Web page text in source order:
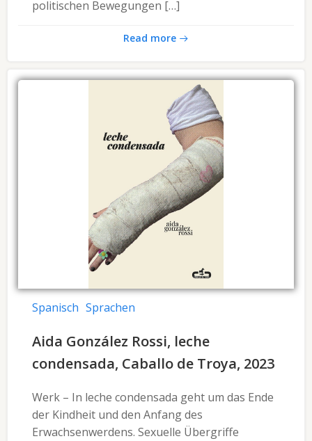
politischen Bewegungen […]
Read more
Spanisch Sprachen
Aida González Rossi, leche
condensada, Caballo de Troya, 2023
Werk – In leche condensada geht um das Ende
der Kindheit und den Anfang des
Erwachsenwerdens. Sexuelle Übergriffe